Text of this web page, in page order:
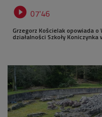
 07'46
Grzegorz Kościelak opowiada
działalności Szkoły